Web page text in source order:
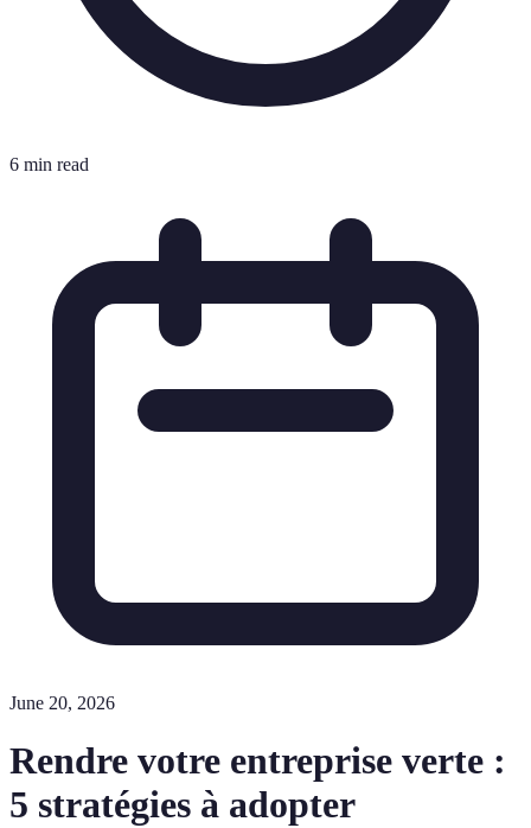
6 min read
June 20, 2026
Rendre votre entreprise verte :
5 stratégies à adopter